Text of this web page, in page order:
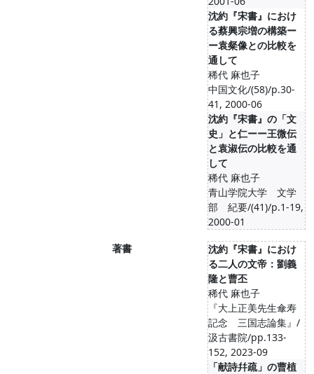
沈約『宋書』におけ
る蔡興宗増の構築ー
ー袁粲像との比較を
通して
稀代 麻也子
中国文化/(58)/p.30-
41, 2000-06
沈約『宋書』の「文
史」と仁ーー王微伝
と袁淑伝の比較を通
して
稀代 麻也子
青山学院大学 文学
部 紀要/(41)/p.1-19,
2000-01
著書
沈約『宋書』におけ
る二人の文帝：劉義
隆と曹丕
稀代 麻也子
『大上正美先生傘寿
記念 三国志論集』/
汲古書院/pp.133-
152, 2023-09
「献詩幷疏」の曹植